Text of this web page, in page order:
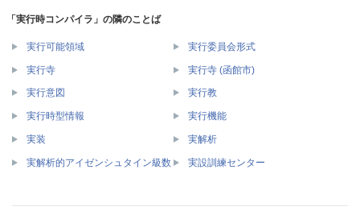
「実行時コンパイラ」の隣のことば
実行可能領域 実行委員会形式
実行寺 実行寺 (函館市)
実行意図 実行教
実行時型情報 実行機能
実装 実解析
実解析的アイゼンシュタイン級数 実設訓練センター